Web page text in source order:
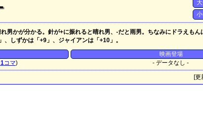
男かが分かる。針が+に振れると晴れ男、-だと雨男。ちなみにドラえも
、しずかは「+9」、ジャイアンは「+10」。
1コマ)
映画登場
- データなし -
[更